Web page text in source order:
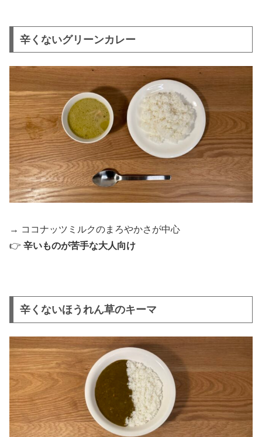
辛くないグリーンカレー
→ ココナッツミルクのまろやかさが中心
👉 辛いものが苦手な大人向け
辛くないほうれん草のキーマ